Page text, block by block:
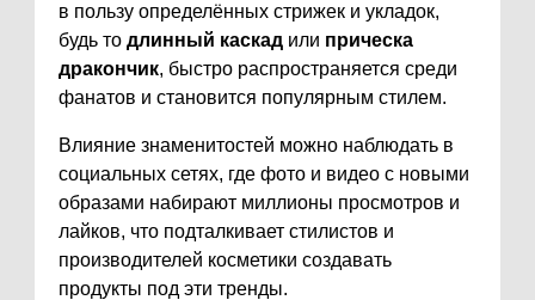
в пользу определённых стрижек и укладок,
будь то длинный каскад или прическа
дракончик, быстро распространяется среди
фанатов и становится популярным стилем.
Влияние знаменитостей можно наблюдать в
социальных сетях, где фото и видео с новыми
образами набирают миллионы просмотров и
лайков, что подталкивает стилистов и
производителей косметики создавать
продукты под эти тренды.